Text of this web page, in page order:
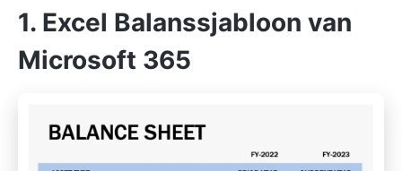
1. Excel Balanssjabloon van
Microsoft 365